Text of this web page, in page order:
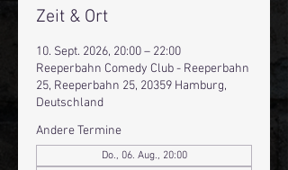
Zeit & Ort
10. Sept. 2026, 20:00 – 22:00
Reeperbahn Comedy Club - Reeperbahn
25, Reeperbahn 25, 20359 Hamburg,
Deutschland
Andere Termine
Do., 06. Aug., 20:00